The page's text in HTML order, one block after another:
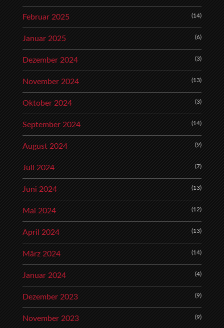
Februar 2025 (14)
Januar 2025 (6)
Dezember 2024 (3)
November 2024 (13)
Oktober 2024 (3)
September 2024 (14)
August 2024 (9)
Juli 2024 (7)
Juni 2024 (13)
Mai 2024 (12)
April 2024 (13)
März 2024 (14)
Januar 2024 (4)
Dezember 2023 (9)
November 2023 (9)